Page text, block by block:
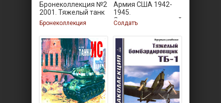
Бронеколлекция №2
2001. Тяжелый танк
Бронеколлекция
Армия США 1942-
1945.
Средиземноморский
Солдатъ